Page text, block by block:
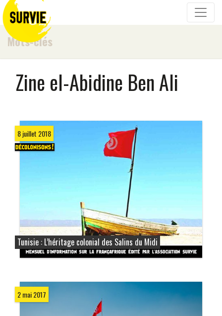
Mots-clés
Zine el-Abidine Ben Ali
8 juillet 2018
Tunisie : L’héritage colonial des Salins du Midi
2 mai 2017